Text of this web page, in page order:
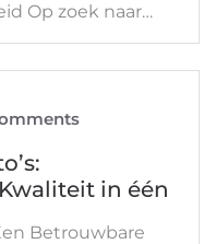
Op zoek naar…
in één
Betrouwbare